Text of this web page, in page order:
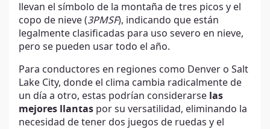
llevan el símbolo de la montaña de tres picos y el
copo de nieve (3PMSF), indicando que están
legalmente clasificadas para uso severo en nieve,
pero se pueden usar todo el año.
Para conductores en regiones como Denver o Salt
Lake City, donde el clima cambia radicalmente de
un día a otro, estas podrían considerarse las
mejores llantas por su versatilidad, eliminando la
necesidad de tener dos juegos de ruedas y el